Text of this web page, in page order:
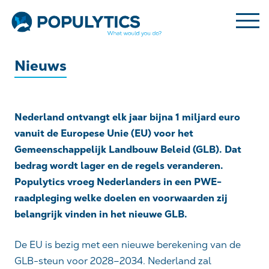
Nieuws
Nederland ontvangt elk jaar bijna 1 miljard euro
vanuit de Europese Unie (EU) voor het
Gemeenschappelijk Landbouw Beleid (GLB). Dat
bedrag wordt lager en de regels veranderen.
Populytics vroeg Nederlanders in een PWE-
raadpleging welke doelen en voorwaarden zij
belangrijk vinden in het nieuwe GLB.
De EU is bezig met een nieuwe berekening van de
GLB-steun voor 2028–2034. Nederland zal